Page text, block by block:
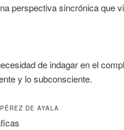
perspectiva sincrónica que
de indagar en el
y lo subconsciente.
DE AYALA